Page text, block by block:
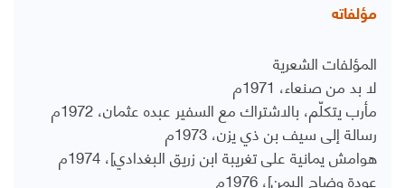
مؤلفاته
المؤلفات الشعرية
لا بد من صنعاء، 1971م
مأرب يتكلّم، بالاشتراك مع السفير عبده عثمان، 1972م
رسالة إلى سيف بن ذي يزن، 1973م
هوامش يمانية على تغريبة ابن زريق البغدادي]، 1974م
عودة وضاح اليمن]، 1976م